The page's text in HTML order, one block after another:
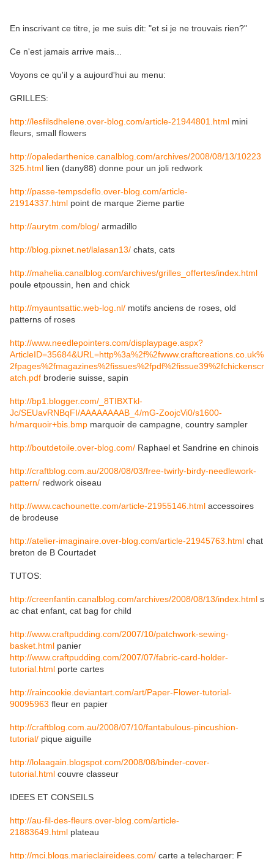
En inscrivant ce titre, je me suis dit: "et si je ne trouvais rien?"
Ce n'est jamais arrive mais...
Voyons ce qu'il y a aujourd'hui au menu:
GRILLES:
http://lesfilsdhelene.over-blog.com/article-21944801.html mini
fleurs, small flowers
http://opaledarthenice.canalblog.com/archives/2008/08/13/10223
325.html lien (dany88) donne pour un joli redwork
http://passe-tempsdeflo.over-blog.com/article-
21914337.html point de marque 2ieme partie
http://aurytm.com/blog/ armadillo
http://blog.pixnet.net/lalasan13/ chats, cats
http://mahelia.canalblog.com/archives/grilles_offertes/index.html
poule etpoussin, hen and chick
http://myauntsattic.web-log.nl/ motifs anciens de roses, old
patterns of roses
http://www.needlepointers.com/displaypage.aspx?
ArticleID=35684&URL=http%3a%2f%2fwww.craftcreations.co.uk%
2fpages%2fmagazines%2fissues%2fpdf%2fissue39%2fchickenscr
atch.pdf broderie suisse, sapin
http://bp1.blogger.com/_8TIBXTkl-
Jc/SEUavRNBqFI/AAAAAAAAB_4/mG-ZoojcVi0/s1600-
h/marquoir+bis.bmp marquoir de campagne, country sampler
http://boutdetoile.over-blog.com/ Raphael et Sandrine en chinois
http://craftblog.com.au/2008/08/03/free-twirly-birdy-needlework-
pattern/ redwork oiseau
http://www.cachounette.com/article-21955146.html accessoires
de brodeuse
http://atelier-imaginaire.over-blog.com/article-21945763.html chat
breton de B Courtadet
TUTOS:
http://creenfantin.canalblog.com/archives/2008/08/13/index.html s
ac chat enfant, cat bag for child
http://www.craftpudding.com/2007/10/patchwork-sewing-
basket.html panier
http://www.craftpudding.com/2007/07/fabric-card-holder-
tutorial.html porte cartes
http://raincookie.deviantart.com/art/Paper-Flower-tutorial-
90095963 fleur en papier
http://craftblog.com.au/2008/07/10/fantabulous-pincushion-
tutorial/ pique aiguille
http://lolaagain.blogspot.com/2008/08/binder-cover-
tutorial.html couvre classeur
IDEES ET CONSEILS
http://au-fil-des-fleurs.over-blog.com/article-
21883649.html plateau
http://mci.blogs.marieclaireidees.com/ carte a telecharger: F